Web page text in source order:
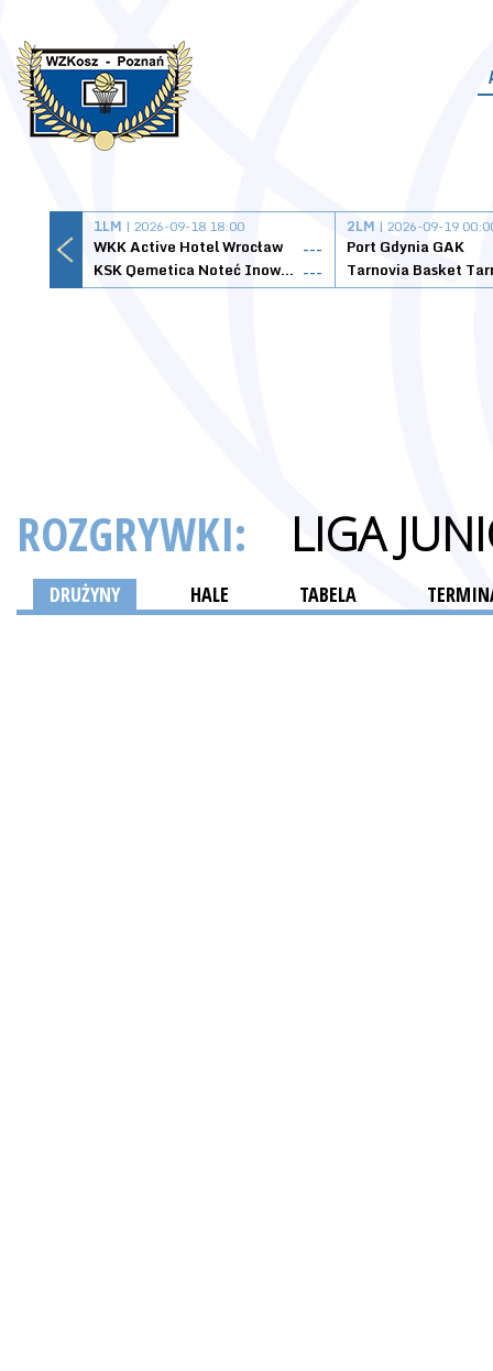
1LM | 2026-09-18 18:00
WKK Active Hotel Wrocław
---
KSK Qemetica Noteć Inowrocław ---
2LM | 2026-09-19
Port Gdynia GAK
ROZGRYWKI: LIGA
DRUŻYNY HALE TABELA